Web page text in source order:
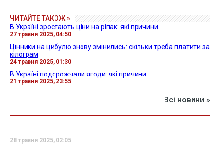
ЧИТАЙТЕ ТАКОЖ »
В Україні зростають ціни на ріпак: які причини
27 травня 2025, 04:50
Цінники на цибулю знову змінились: скільки треба платити за
кілограм
24 травня 2025, 01:30
В Україні подорожчали ягоди: які причини
21 травня 2025, 23:55
Всі новини »
28 травня 2025, 02:05